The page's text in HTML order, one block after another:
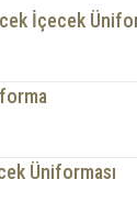
İçecek
Üniforması